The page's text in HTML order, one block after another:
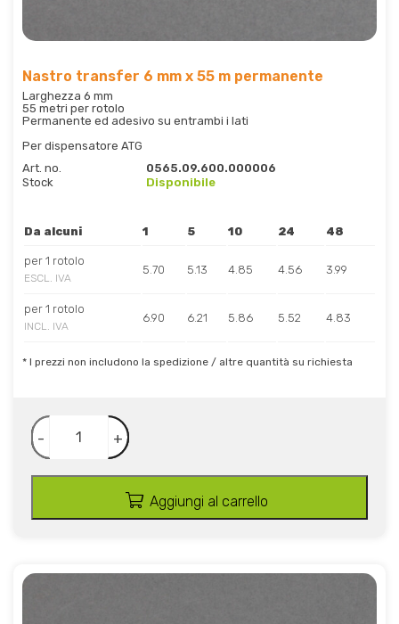
Nastro transfer 6 mm x 55 m permanente
Larghezza 6 mm
55 metri per rotolo
Permanente ed adesivo su entrambi i lati
Per dispensatore ATG
Art. no.
0565.09.600.000006
Stock
Disponibile
Da alcuni 1 5 10 24 48
per 1 rotolo
ESCL. IVA
5.70 5.13 4.85 4.56 3.99
per 1 rotolo
INCL. IVA
6.90 6.21 5.86 5.52 4.83
* I prezzi non includono la spedizione / altre quantità su richiesta
- +
Aggiungi al carrello